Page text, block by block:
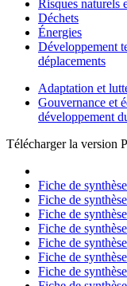
Risques naturels
Déchets
Énergies
Développement
déplacements
Adaptation et
Gouvernance et
développement
Télécharger la version
Fiche de
Fiche de
Fiche de
Fiche de
Fiche de
Fiche de
Fiche de